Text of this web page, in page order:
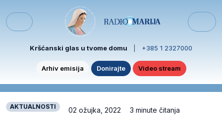
Menu
Kršćanski glas u tvome domu +385 1 2327000
Arhiv emisija Donirajte Video stream
AKTUALNOSTI 02 ožujka, 2022 3 minute čitanja